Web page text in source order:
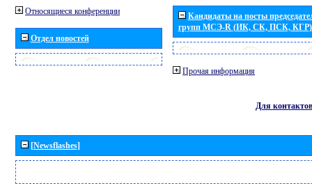
Относящиеся конференции
Отдел новостей
Кандидаты на посты
групп МСЭ-R (ИК, СК, ПСК, КГР)
Прочая информация
Для контактов
[Newsflashes]